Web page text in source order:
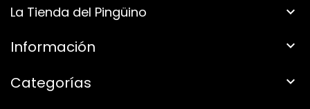
La Tienda del Pingüino 
Información 
Categorías 